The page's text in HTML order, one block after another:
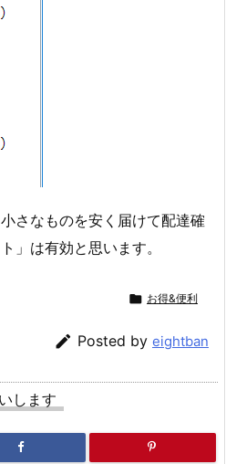
さなものを安く届けて配達確
」は有効と思います。
 お得&便利
 Posted by eightban
します